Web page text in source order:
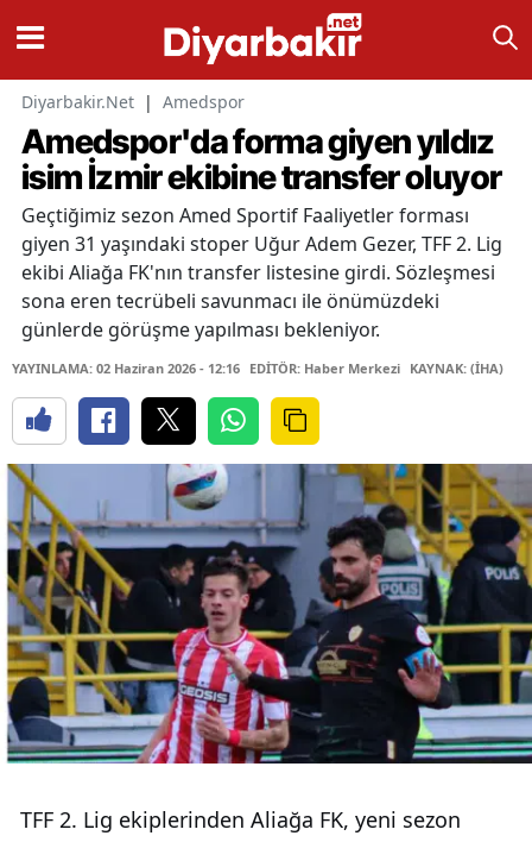
Diyarbakir.Net | Amedspor
Amedspor'da forma giyen yıldız
isim İzmir ekibine transfer oluyor
Geçtiğimiz sezon Amed Sportif Faaliyetler forması
giyen 31 yaşındaki stoper Uğur Adem Gezer, TFF 2. Lig
ekibi Aliağa FK'nın transfer listesine girdi. Sözleşmesi
sona eren tecrübeli savunmacı ile önümüzdeki
günlerde görüşme yapılması bekleniyor.
YAYINLAMA: 02 Haziran 2026 - 12:16 EDİTÖR: Haber Merkezi KAYNAK: (İHA)
TFF 2. Lig ekiplerinden Aliağa FK, yeni sezon